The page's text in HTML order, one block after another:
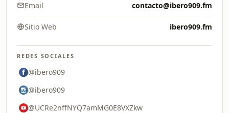
Email contacto@ibero909.fm
Sitio Web ibero909.fm
REDES SOCIALES
@ibero909
@ibero909
@UCRe2nffNYQ7amMG0E8VXZkw